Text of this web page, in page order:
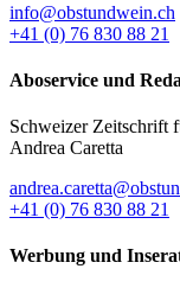
info@obstundwein.ch
+41 (0) 76 830 88 21
Aboservice und
Schweizer Zeitschrift
Andrea Caretta
+41 (0) 76 830 88 21
Werbung und